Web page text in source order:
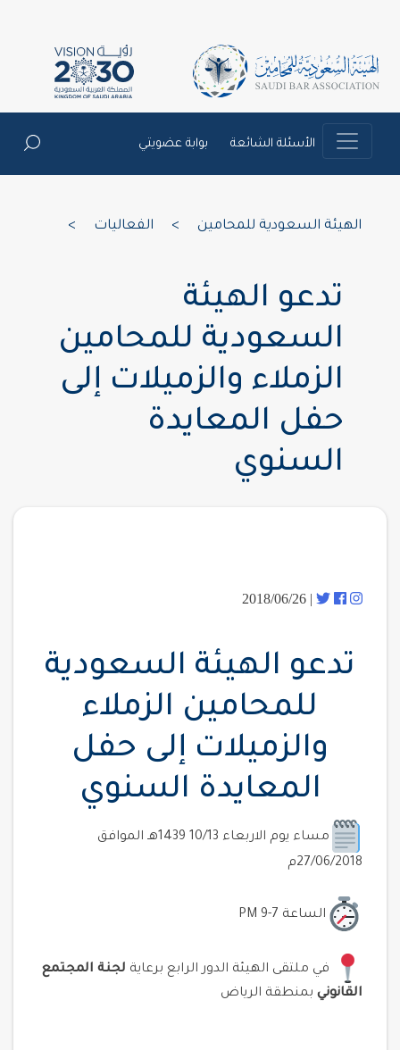
الأسئلة الشائعة بوابة عضويتي
الهيئة السعودية للمحامين الفعاليات
تدعو الهيئة
السعودية للمحامين
الزملاء والزميلات إلى
حفل المعايدة
السنوي
| 2018/06/26
تدعو الهيئة السعودية
للمحامين الزملاء
والزميلات إلى حفل
المعايدة السنوي
مساء يوم الاربعاء 10/13 1439هـ الموافق
27/06/2018م
الساعة 7-9 PM
في ملتقى الهيئة الدور الرابع برعايةلجنة المجتمع
القانونيبمنطقة الرياض